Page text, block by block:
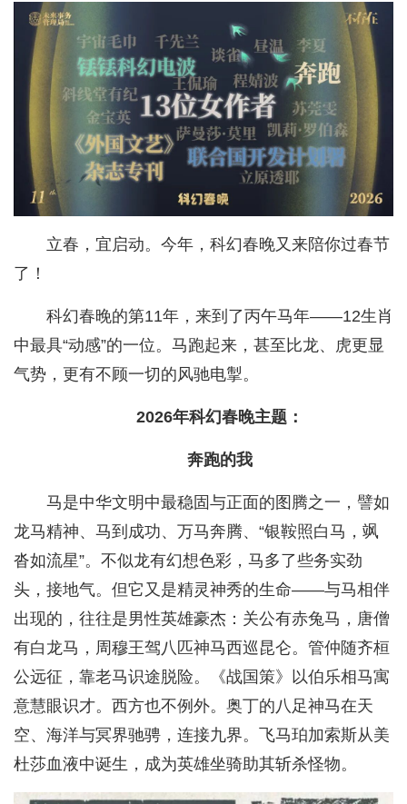
立春，宜启动。今年，科幻春晚又来陪你过春节
了！
科幻春晚的第11年，来到了丙午马年——12生肖
中最具“动感”的一位。马跑起来，甚至比龙、虎更显
气势，更有不顾一切的风驰电掣。
2026年科幻春晚主题：
奔跑的我
马是中华文明中最稳固与正面的图腾之一，譬如
龙马精神、马到成功、万马奔腾、“银鞍照白马，飒
沓如流星”。不似龙有幻想色彩，马多了些务实劲
头，接地气。但它又是精灵神秀的生命——与马相伴
出现的，往往是男性英雄豪杰：关公有赤兔马，唐僧
有白龙马，周穆王驾八匹神马西巡昆仑。管仲随齐桓
公远征，靠老马识途脱险。《战国策》以伯乐相马寓
意慧眼识才。西方也不例外。奥丁的八足神马在天
空、海洋与冥界驰骋，连接九界。飞马珀加索斯从美
杜莎血液中诞生，成为英雄坐骑助其斩杀怪物。